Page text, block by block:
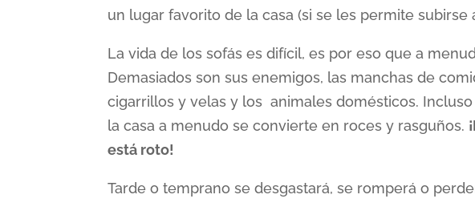
un lugar favorito de la casa (si se les permite subirse
La vida de los sofás es difícil, es por eso que a
Demasiados son sus enemigos, las manchas de
cigarrillos y velas y los animales domésticos.
la casa a menudo se convierte en roces y rasguños.
está roto!
Tarde o temprano se desgastará, se romperá o